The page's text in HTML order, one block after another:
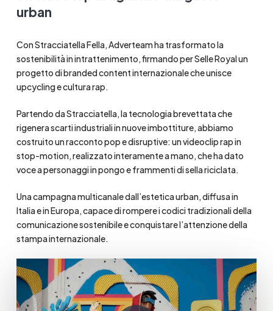
urban
Con Stracciatella Fella, Adverteam ha trasformato la
sostenibilità in intrattenimento, firmando per Selle Royal un
progetto di branded content internazionale che unisce
upcycling e cultura rap.
Partendo da Stracciatella, la tecnologia brevettata che
rigenera scarti industriali in nuove imbottiture, abbiamo
costruito un racconto pop e disruptive: un videoclip rap in
stop-motion, realizzato interamente a mano, che ha dato
voce a personaggi in pongo e frammenti di sella riciclata.
Una campagna multicanale dall’estetica urban, diffusa in
Italia e in Europa, capace di rompere i codici tradizionali della
comunicazione sostenibile e conquistare l’attenzione della
stampa internazionale.
Play Video